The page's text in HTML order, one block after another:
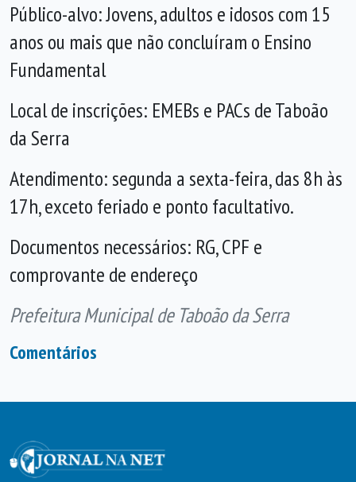
Público-alvo: Jovens, adultos e idosos com 15
anos ou mais que não concluíram o Ensino
Fundamental
Local de inscrições: EMEBs e PACs de Taboão
da Serra
Atendimento: segunda a sexta-feira, das 8h às
17h, exceto feriado e ponto facultativo.
Documentos necessários: RG, CPF e
comprovante de endereço
Prefeitura Municipal de Taboão da Serra
Comentários